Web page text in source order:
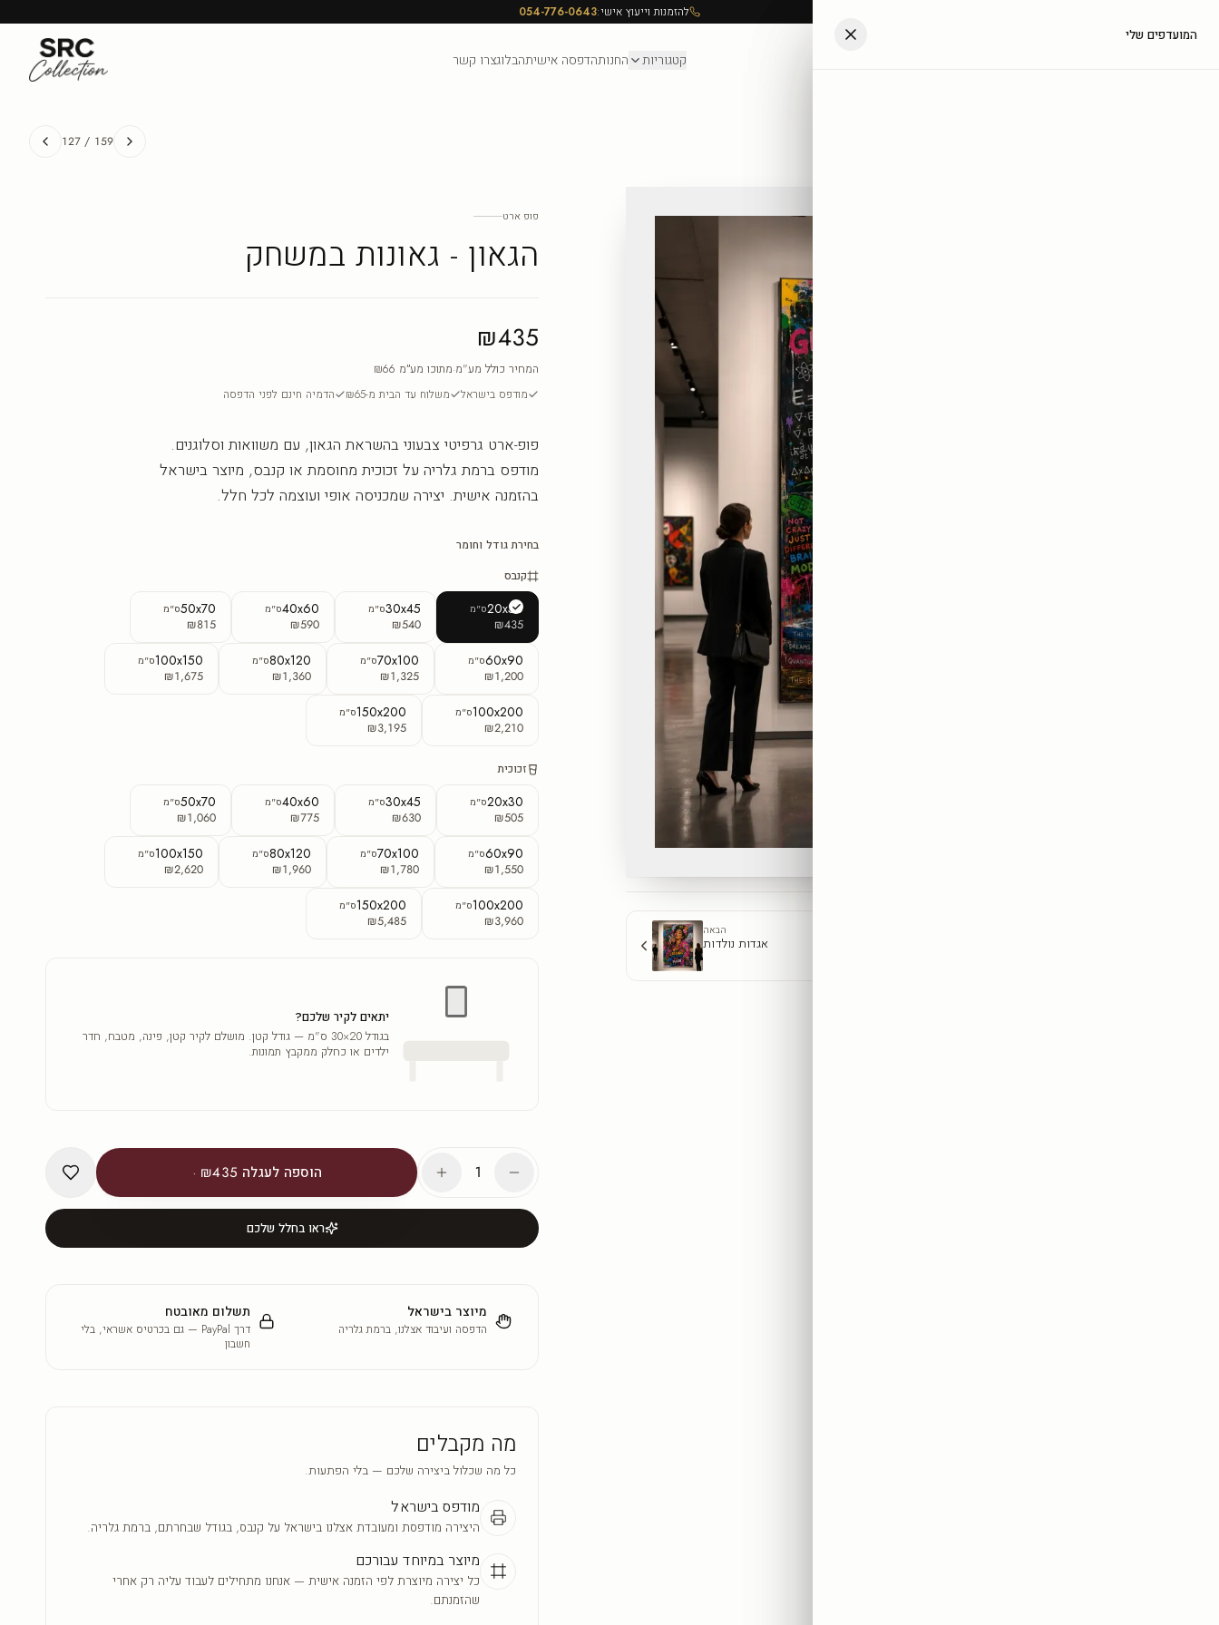
להזמנות וייעוץ אישי:054-776-0643
קטגוריות החנותהדפסה אישיתהבלוגצרו קשר
127 / 159
הבאה
אגדות נולדות
פופ ארט
הגאון - גאונות במשחק
₪435
המחיר כולל מע"מ·מתוכו מע״מ ₪66
מודפס בישראל
משלוח עד הבית מ-₪65 הדמיה חינם לפני הדפסה
פופ-ארט גרפיטי צבעוני בהשראת הגאון, עם משוואות וסלוגנים.
מודפס ברמת גלריה על זכוכית מחוסמת או קנבס, מיוצר בישראל
בהזמנה אישית. יצירה שמכניסה אופי ועוצמה לכל חלל.
בחירת גודל וחומר
קנבס
20x30ס"מ
₪435
30x45ס"מ
₪540
40x60ס"מ
₪590
50x70ס"מ
₪815
60x90ס"מ
₪1,200
70x100ס"מ
₪1,325
80x120ס"מ
₪1,360
100x150ס"מ
₪1,675
100x200ס"מ
₪2,210
150x200ס"מ
₪3,195
זכוכית
20x30ס"מ
₪505
30x45ס"מ
₪630
40x60ס"מ
₪775
50x70ס"מ
₪1,060
60x90ס"מ
₪1,550
70x100ס"מ
₪1,780
80x120ס"מ
₪1,960
100x150ס"מ
₪2,620
100x200ס"מ
₪3,960
150x200ס"מ
₪5,485
יתאים לקיר שלכם?
בגודל 20×30 ס"מ — גודל קטן. מושלם לקיר קטן, פינה, מטבח, חדר
ילדים או כחלק ממקבץ תמונות.
1 הוספה לעגלה · ₪435
ראו בחלל שלכם
מיוצר בישראל
הדפסה ועיבוד אצלנו, ברמת גלריה
תשלום מאובטח
דרך PayPal — גם בכרטיס אשראי, בלי
חשבון
מה מקבלים
כל מה שכלול ביצירה שלכם — בלי הפתעות.
מודפס בישראל
היצירה מודפסת ומעובדת אצלנו בישראל על קנבס, בגודל שבחרתם, ברמת גלריה.
מיוצר במיוחד עבורכם
כל יצירה מיוצרת לפי הזמנה אישית — אנחנו מתחילים לעבוד עליה רק אחרי
שהזמנתם.
העגלה שלך
המועדפים שלי